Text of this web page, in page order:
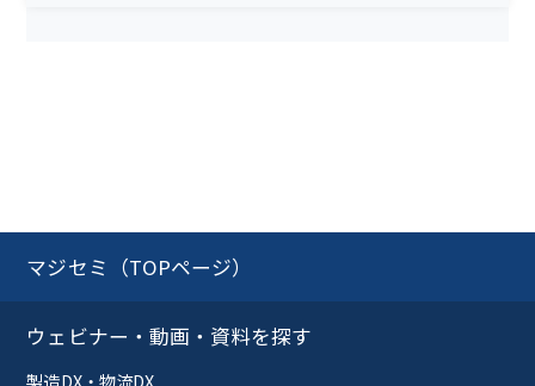
マジセミ（TOPページ）
ウェビナー・動画・資料を探す